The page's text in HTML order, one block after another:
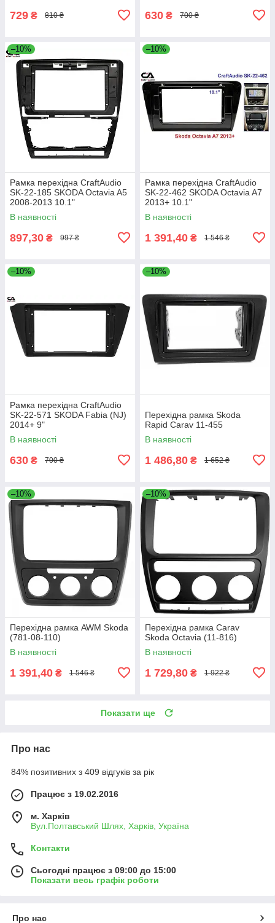
729 ₴ 810 ₴ 630 ₴ 700 ₴
–10%
Рамка перехідна CraftAudio
SK-22-185 SKODA Octavia A5
2008-2013 10.1"
В наявності
897,30 ₴ 997 ₴
–10%
Рамка перехідна CraftAudio
SK-22-462 SKODA Octavia A7
2013+ 10.1"
В наявності
1 391,40 ₴ 1 546 ₴
–10%
Рамка перехідна CraftAudio
SK-22-571 SKODA Fabia (NJ)
2014+ 9"
В наявності
630 ₴ 700 ₴
–10%
Перехідна рамка Skoda
Rapid Carav 11-455
В наявності
1 486,80 ₴ 1 652 ₴
–10%
Перехідна рамка AWM Skoda
(781-08-110)
В наявності
1 391,40 ₴ 1 546 ₴
–10%
Перехідна рамка Carav
Skoda Octavia (11-816)
В наявності
1 729,80 ₴ 1 922 ₴
Показати ще
Про нас
84% позитивних з 409 відгуків за рік
Працює з 19.02.2016
м. Харків
Вул.Полтавський Шлях, Харків, Україна
Контакти
Сьогодні працює з 09:00 до 15:00
Показати весь графік роботи
Про нас